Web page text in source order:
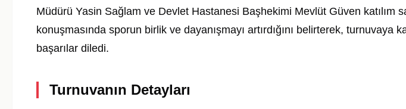
Müdürü Yasin Sağlam ve Devlet Hastanesi Başhekimi Mevlüt Güven katılım
konuşmasında sporun birlik ve dayanışmayı artırdığını belirterek, turnuvaya
başarılar diledi.
Turnuvanın Detayları